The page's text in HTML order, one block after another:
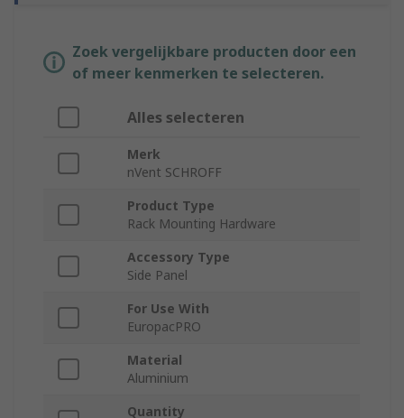
Zoek vergelijkbare producten door een
of meer kenmerken te selecteren.
Alles selecteren
Merk
nVent SCHROFF
Product Type
Rack Mounting Hardware
Accessory Type
Side Panel
For Use With
EuropacPRO
Material
Aluminium
Quantity